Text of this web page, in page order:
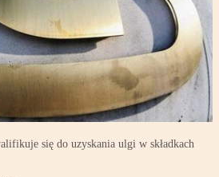
się do uzyskania ulgi w składkach